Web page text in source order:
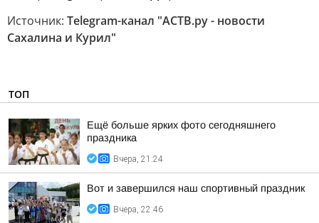
Источник: Telegram-канал "АСТВ.ру - новости
Сахалина и Курил"
ТОП
Ещё больше ярких фото сегодняшнего
праздника
Вчера, 21:24
Вот и завершился наш спортивный праздник
Вчера, 22:46